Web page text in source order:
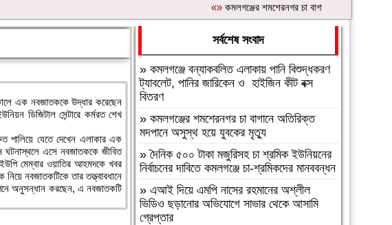
«»কমলগঞ্জের শমশেরনগর চা বাগানে অতিরিক্ত
এক নবজাতককে উদ্ধার করেছেন
ডিজিটাল সেন্টারে কর্মরত শেখ
পালিয়ে যেতে দেখেন এলাকার এক
ঘটনাস্থলে এসে নবজাতককে জীবিত
ইউপি মেম্বার ওয়াতির আহমদকে খবর
নবজাতকটিকে তার তত্ত্বাবধানে
অনুসন্ধান করছেন, এ নবজাতকটি
সর্বশেষ সংবাদ
»কমলগঞ্জে বন্যাকবলিত এলাকায় পানি বিশুদ্ধকরণ
ট্যাবলেট, পানির জারিকেন ও হাইজিন কীট বক্স
বিতরণ
»কমলগঞ্জের শমশেরনগর চা বাগানে অতিরিক্ত
মদপানে অসুস্থ হয়ে যুবকের মৃত্যু
»দৈনিক ৫০০ টাকা মজুরিসহ চা শ্রমিক ইউনিয়নের
নির্বাচনের দাবিতে কমলগঞ্জে চা-শ্রমিকদের মানববন্ধন
»এআই দিয়ে এমপি নাসের রহমানের অশ্লীল
ভিডিও ছড়ানোর অভিযোগে সাভার থেকে আসামি
গ্রেপ্তার